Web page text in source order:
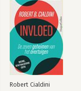
'Wij worden allemaal
- Een interview met
'De toekomstige
- Een interview met
De vergeten taal van
inspiratiebron voor
- Jan Willem Kirpestein
Duurzaam
- Louke M. van
Robert Cialdini